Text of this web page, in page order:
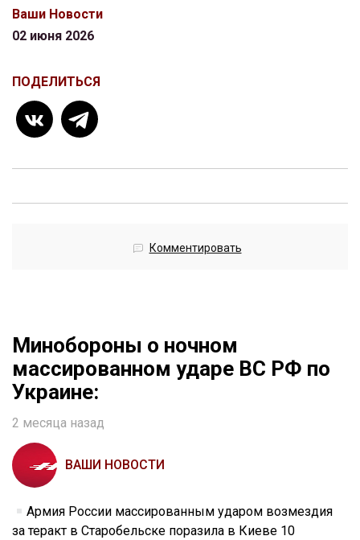
Ваши Новости
02 июня 2026
ПОДЕЛИТЬСЯ
Комментировать
Минобороны о ночном
массированном ударе ВС РФ по
Украине:
2 месяца назад
ВАШИ НОВОСТИ
Армия России массированным ударом возмездия
за теракт в Старобельске поразила в Киеве 10